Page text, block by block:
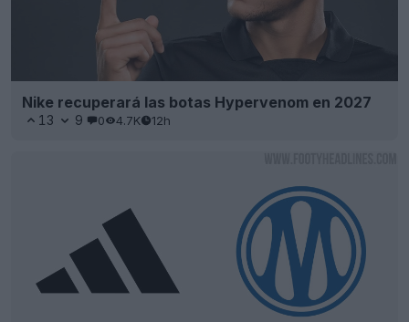
Nike recuperará las botas Hypervenom en 2027
13 9 0 4.7K 12h